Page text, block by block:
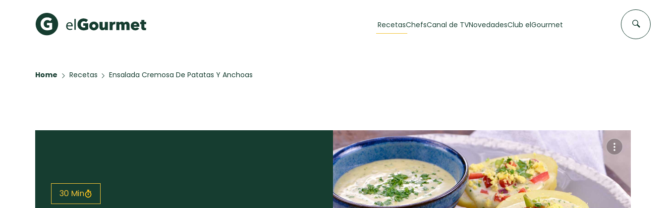
Recetas
Chocolate
Toast de trucha
curada y queso
casero
30 min
EMPANADAS DE
CARNE
60 min
FLAN CASERO
50 min
Todas las recetas
ChefsCanal de TVNovedadesClub elGourmet
Home Recetas Ensalada Cremosa De Patatas Y Anchoas
30 Min